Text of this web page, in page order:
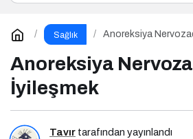
Sağlık Anoreksiya
Anoreksiya
İyileşmek
Tavır tarafından yayınlandı